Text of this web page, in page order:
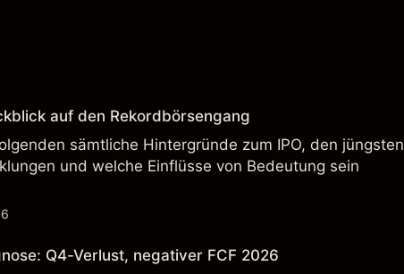
auf den Rekordbörsengang
sämtliche Hintergründe zum IPO, den jüngsten
und welche Einflüsse von Bedeutung sein
Q4-Verlust, negativer FCF 2026